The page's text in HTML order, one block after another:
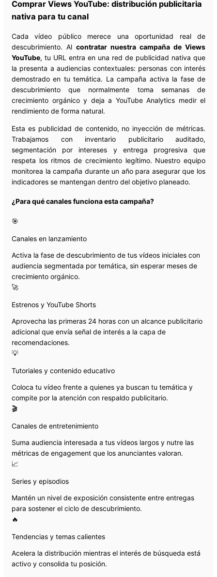
Comprar Views YouTube: distribución publicitaria
nativa para tu canal
Cada vídeo público merece una oportunidad real de
descubrimiento. Al contratar nuestra campaña de Views
YouTube, tu URL entra en una red de publicidad nativa que
la presenta a audiencias contextuales: personas con interés
demostrado en tu temática. La campaña activa la fase de
descubrimiento que normalmente toma semanas de
crecimiento orgánico y deja a YouTube Analytics medir el
rendimiento de forma natural.
Esta es publicidad de contenido, no inyección de métricas.
Trabajamos con inventario publicitario auditado,
segmentación por intereses y entrega progresiva que
respeta los ritmos de crecimiento legítimo. Nuestro equipo
monitorea la campaña durante un año para asegurar que los
indicadores se mantengan dentro del objetivo planeado.
¿Para qué canales funciona esta campaña?
🎯
Canales en lanzamiento
Activa la fase de descubrimiento de tus vídeos iniciales con
audiencia segmentada por temática, sin esperar meses de
crecimiento orgánico.
🚀
Estrenos y YouTube Shorts
Aprovecha las primeras 24 horas con un alcance publicitario
adicional que envía señal de interés a la capa de
recomendaciones.
💡
Tutoriales y contenido educativo
Coloca tu vídeo frente a quienes ya buscan tu temática y
compite por la atención con respaldo publicitario.
🎬
Canales de entretenimiento
Suma audiencia interesada a tus vídeos largos y nutre las
métricas de engagement que los anunciantes valoran.
📈
Series y episodios
Mantén un nivel de exposición consistente entre entregas
para sostener el ciclo de descubrimiento.
🔥
Tendencias y temas calientes
Acelera la distribución mientras el interés de búsqueda está
activo y consolida tu posición.